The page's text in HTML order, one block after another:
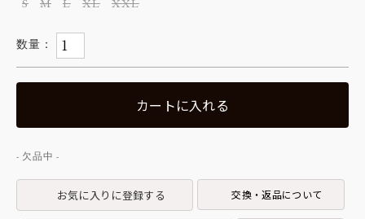
S
M L XL XXL
カートに入れる
お気に入りに登録する 交換・返品について